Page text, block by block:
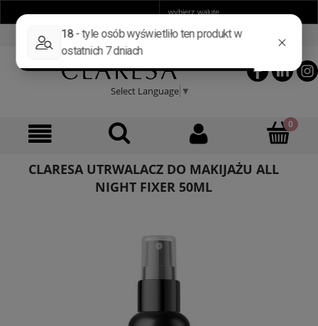
ZAREJESTRUJ SIĘ ZALOGUJ SIĘ
Select Language ▼
CLARESA UTRWALACZ DO MAKIJAŻU ALL
NIGHT FIXER 50ML